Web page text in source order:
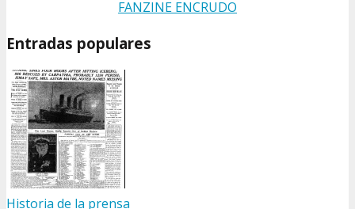
FANZINE ENCRUDO
Entradas populares
Historia de la prensa